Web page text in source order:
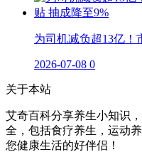
为司机减负超13亿！
2026-07-08 0
关于本站
艾奇百科分享养生小知识
全，包括食疗养生，运动
您健康生活的好伴侣！